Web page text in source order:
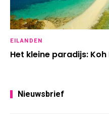
EILANDEN
Het kleine paradijs: Koh
Nieuwsbrief